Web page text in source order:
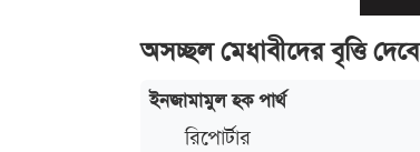
অসচ্ছল মেধাবীদের বৃত্তি
ইনজামামুল হক পার্থ
রিপোর্টার